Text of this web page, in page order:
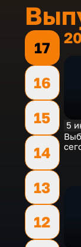
17
16
15
14
13
12
5